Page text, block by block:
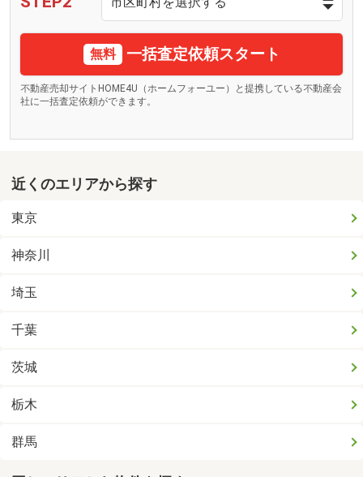
無料 一括査定依頼スタート
不動産売却サイトHOME4U（ホームフォーユー）と提携している不動産会
社に一括査定依頼ができます。
近くのエリアから探す
東京
神奈川
埼玉
千葉
茨城
栃木
群馬